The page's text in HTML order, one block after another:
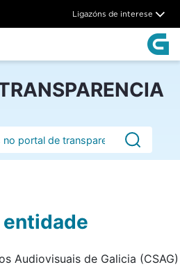
entidade -
Ligazóns de interese
Audiovisuais de Galicia (CSAG)